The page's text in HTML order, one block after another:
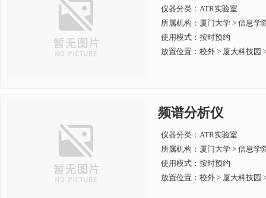
仪器分类：ATR实验室
所属机构： 厦门大学 > 信息学
使用模式：按时预约
放置位置：校外 > 厦大科技园
频谱分析仪
仪器分类：ATR实验室
所属机构： 厦门大学 > 信息学
使用模式：按时预约
放置位置：校外 > 厦大科技园